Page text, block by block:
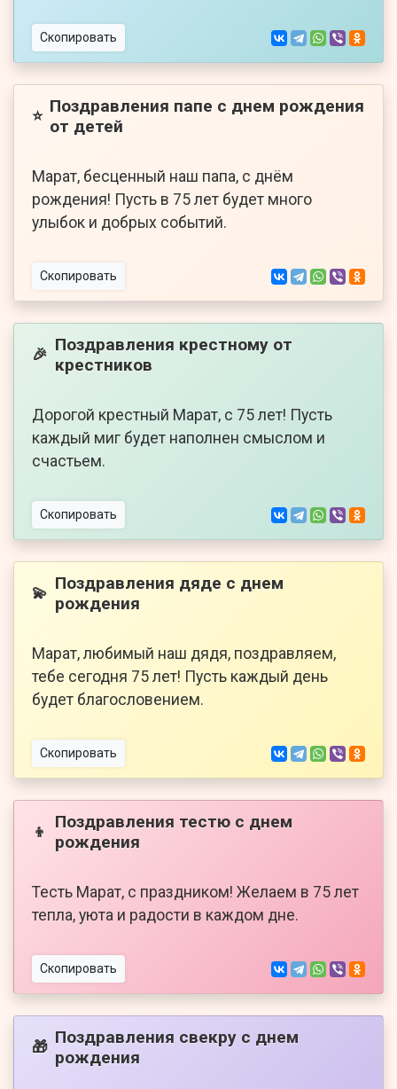
Скопировать
⭐ Поздравления папе с днем рождения
от детей
Марат, бесценный наш папа, с днём
рождения! Пусть в 75 лет будет много
улыбок и добрых событий.
Скопировать
🎉 Поздравления крестному от
крестников
Дорогой крестный Марат, с 75 лет! Пусть
каждый миг будет наполнен смыслом и
счастьем.
Скопировать
💫 Поздравления дяде с днем
рождения
Марат, любимый наш дядя, поздравляем,
тебе сегодня 75 лет! Пусть каждый день
будет благословением.
Скопировать
👦
Поздравления тестю с днем
рождения
Тесть Марат, с праздником! Желаем в 75 лет
тепла, уюта и радости в каждом дне.
Скопировать
🎁 Поздравления свекру с днем
рождения